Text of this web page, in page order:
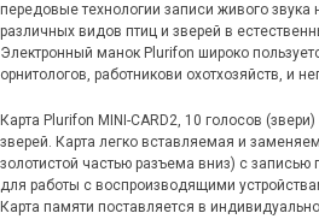
передовые технологии записи живого звука
различных видов птиц и зверей в
Электронный манок Plurifon широко
орнитологов, работникови охотхозяйств, и
Карта Plurifon MINI-CARD2, 10 голосов
зверей. Карта легко вставляемая и
золотистой частью разъема вниз) с записью
для работы с воспроизводящими
Карта памяти поставляется в